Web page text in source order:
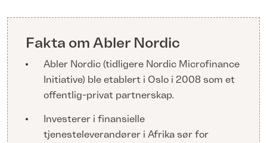
Fakta om Abler Nordic
Abler Nordic (tidligere Nordic Microfinance
Initiative) ble etablert i Oslo i 2008 som et
offentlig-privat partnerskap.
Investerer i finansielle
tjenesteleverandører i Afrika sør for